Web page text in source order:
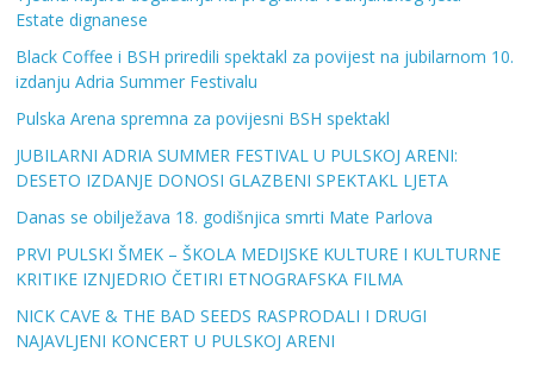
Estate dignanese
Black Coffee i BSH priredili spektakl za povijest na jubilarnom 10.
izdanju Adria Summer Festivalu
Pulska Arena spremna za povijesni BSH spektakl
JUBILARNI ADRIA SUMMER FESTIVAL U PULSKOJ ARENI:
DESETO IZDANJE DONOSI GLAZBENI SPEKTAKL LJETA
Danas se obilježava 18. godišnjica smrti Mate Parlova
PRVI PULSKI ŠMEK – ŠKOLA MEDIJSKE KULTURE I KULTURNE
KRITIKE IZNJEDRIO ČETIRI ETNOGRAFSKA FILMA
NICK CAVE & THE BAD SEEDS RASPRODALI I DRUGI
NAJAVLJENI KONCERT U PULSKOJ ARENI